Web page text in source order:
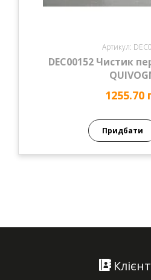
Артикул:
DEC00152 Чистик
1255.70
Придбати